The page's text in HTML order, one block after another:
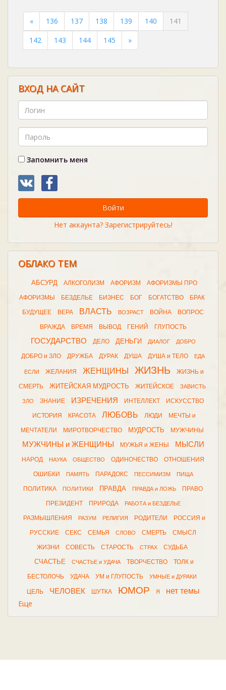
« 136 137 138 139 140
141
142
143 144 145 »
ВХОД НА САЙТ
Запомнить меня
Войти
Нет аккаунта? Зарегистрируйтесь!
ОБЛАКО ТЕМ
АБСУРД АЛКОГОЛИЗМ АФОРИЗМ АФОРИЗМЫ ПРО
АФОРИЗМЫ БЕЗДЕЛЬЕ БИЗНЕС БОГ БОГАТСТВО БРАК
БУДУЩЕЕ ВЕРА ВЛАСТЬ ВОЗРАСТ ВОЙНА ВОПРОС
ВРАЖДА ВРЕМЯ ВЫВОД ГЕНИЙ ГЛУПОСТЬ
ГОСУДАРСТВО ДЕЛО ДЕНЬГИ ДИАЛОГ ДОБРО
ДОБРО и ЗЛО ДРУЖБА ДУРАК ДУША ДУША и ТЕЛО ЕДА
ЕСЛИ ЖЕЛАНИЯ ЖЕНЩИНЫ ЖИЗНЬ ЖИЗНЬ и
СМЕРТЬ ЖИТЕЙСКАЯ МУДРОСТЬ ЖИТЕЙСКОЕ ЗАВИСТЬ
ЗЛО ЗНАНИЕ ИЗРЕЧЕНИЯ ИНТЕЛЛЕКТ ИСКУССТВО
ИСТОРИЯ КРАСОТА ЛЮБОВЬ ЛЮДИ МЕЧТЫ и
МЕЧТАТЕЛИ МИРОТВОРЧЕСТВО МУДРОСТЬ МУЖЧИНЫ
МУЖЧИНЫ и ЖЕНЩИНЫ МУЖЬЯ и ЖЕНЫ МЫСЛИ
НАРОД НАУКА ОБЩЕСТВО ОДИНОЧЕСТВО ОТНОШЕНИЯ
ОШИБКИ ПАМЯТЬ ПАРАДОКС ПЕССИМИЗМ ПИЩА
ПОЛИТИКА ПОЛИТИКИ ПРАВДА ПРАВДА и ЛОЖЬ ПРАВО
ПРЕЗИДЕНТ ПРИРОДА РАБОТА и БЕЗДЕЛЬЕ
РАЗМЫШЛЕНИЯ РАЗУМ РЕЛИГИЯ РОДИТЕЛИ РОССИЯ и
РУССКИЕ СЕКС СЕМЬЯ СЛОВО СМЕРТЬ СМЫСЛ
ЖИЗНИ СОВЕСТЬ СТАРОСТЬ СТРАХ СУДЬБА
СЧАСТЬЕ СЧАСТЬЕ и УДАЧА ТВОРЧЕСТВО ТОЛК и
БЕСТОЛОЧЬ УДАЧА УМ и ГЛУПОСТЬ УМНЫЕ и ДУРАКИ
ЦЕЛЬ ЧЕЛОВЕК ШУТКА ЮМОР Я нет темы
Еще